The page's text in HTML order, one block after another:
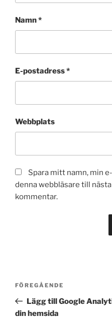
Namn*
E-postadress*
Webbplats
Spara mitt namn, min
denna webbläsare till
kommentar.
Inläggsnavigering
Föregående
inlägg
FÖREGÅENDE
Lägg till Google
din hemsida